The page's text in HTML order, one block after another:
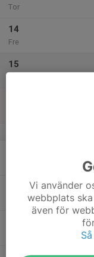
Tor
14
Fre
15
Vi använder
webbplats
även för